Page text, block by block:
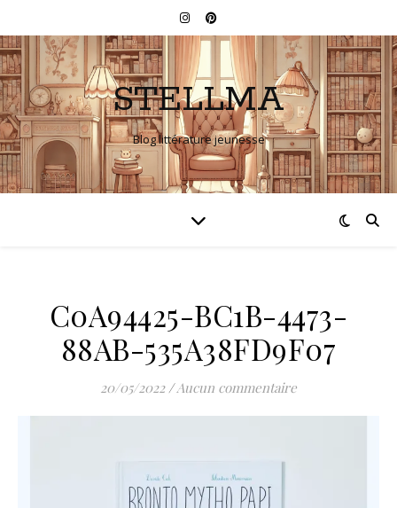
STELLMA
Blog littérature jeunesse
C0A94425-BC1B-4473-
88AB-535A38FD9F07
20/05/2022 /Aucun commentaire